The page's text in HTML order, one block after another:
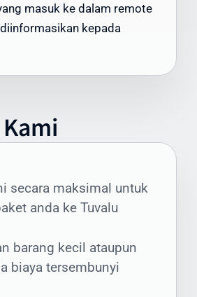
keamanan.
yang
meliputi:
dan Tuvalu
masuk ke dalam remote
kepada
secara maksimal untuk
anda ke Tuvalu
barang kecil ataupun
biaya tersembunyi